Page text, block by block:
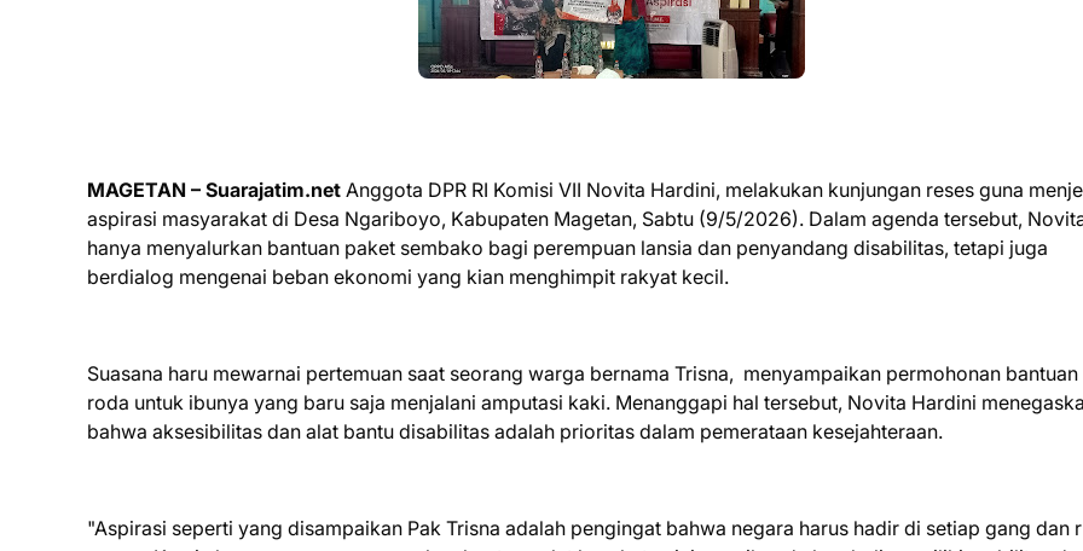
MAGETAN – Suarajatim.net Anggota DPR RI Komisi VII Novita Hardini, melakukan kunjungan reses guna
aspirasi masyarakat di Desa Ngariboyo, Kabupaten Magetan, Sabtu (9/5/2026). Dalam agenda tersebut,
hanya menyalurkan bantuan paket sembako bagi perempuan lansia dan penyandang disabilitas, tetapi juga
berdialog mengenai beban ekonomi yang kian menghimpit rakyat kecil.
Suasana haru mewarnai pertemuan saat seorang warga bernama Trisna, menyampaikan permohonan
roda untuk ibunya yang baru saja menjalani amputasi kaki. Menanggapi hal tersebut, Novita Hardini
bahwa aksesibilitas dan alat bantu disabilitas adalah prioritas dalam pemerataan kesejahteraan.
"Aspirasi seperti yang disampaikan Pak Trisna adalah pengingat bahwa negara harus hadir di setiap gang dan